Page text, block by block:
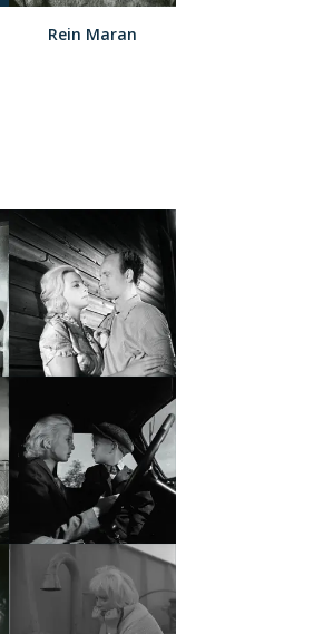
Rein Maran